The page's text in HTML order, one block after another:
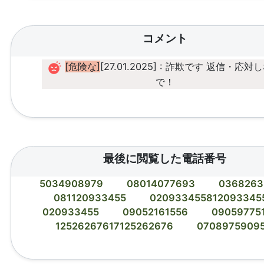
コメント
[危険な] [27.01.2025] : 詐欺です 返信・応対
で！
最後に閲覧した電話番号
5034908979 08014077693
081120933455
020933455
09052161556
12526267617125262676